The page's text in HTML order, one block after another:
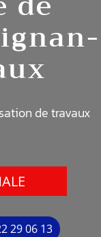
de travaux
29 06 13